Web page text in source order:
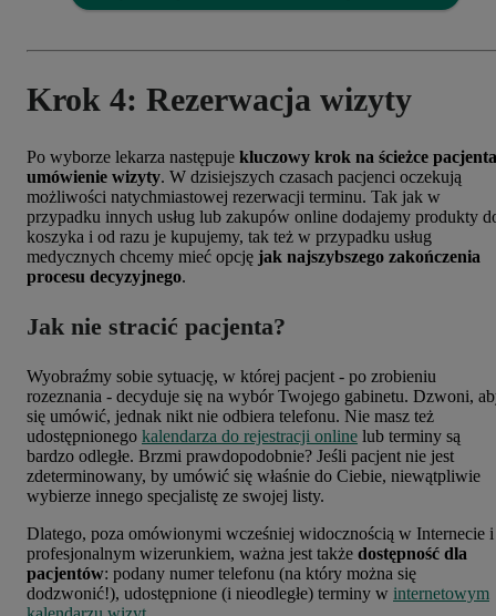
Krok 4: Rezerwacja wizyty
Po wyborze lekarza następuje kluczowy krok na ścieżce
umówienie wizyty. W dzisiejszych czasach pacjenci oczekują
możliwości natychmiastowej rezerwacji terminu. Tak jak w
przypadku innych usług lub zakupów online dodajemy produkty
koszyka i od razu je kupujemy, tak też w przypadku usług
medycznych chcemy mieć opcję jak najszybszego zakończenia
procesu decyzyjnego.
Jak nie stracić pacjenta?
Wyobraźmy sobie sytuację, w której pacjent - po zrobieniu
rozeznania - decyduje się na wybór Twojego gabinetu. Dzwoni,
się umówić, jednak nikt nie odbiera telefonu. Nie masz też
udostępnionego kalendarza do rejestracji online lub terminy są
bardzo odległe. Brzmi prawdopodobnie? Jeśli pacjent nie jest
zdeterminowany, by umówić się właśnie do Ciebie, niewątpliwie
wybierze innego specjalistę ze swojej listy.
Dlatego, poza omówionymi wcześniej widocznością w Internecie i
profesjonalnym wizerunkiem, ważna jest także dostępność dla
pacjentów: podany numer telefonu (na który można się
dodzwonić!), udostępnione (i nieodległe) terminy w internetowym